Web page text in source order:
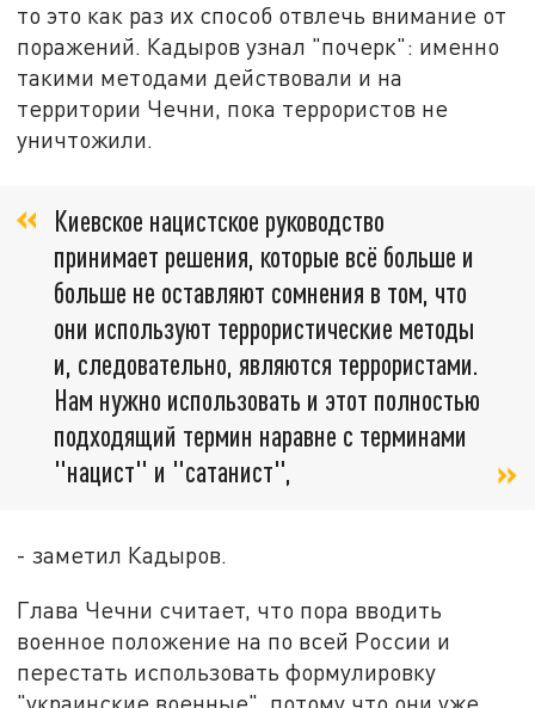
то это как раз их способ отвлечь внимание от
поражений. Кадыров узнал "почерк": именно
такими методами действовали и на
территории Чечни, пока террористов не
уничтожили.
Киевское нацистское руководство
принимает решения, которые всё больше и
больше не оставляют сомнения в том, что
они используют террористические методы
и, следовательно, являются террористами.
Нам нужно использовать и этот полностью
подходящий термин наравне с терминами
"нацист" и "сатанист",
- заметил Кадыров.
Глава Чечни считает, что пора вводить
военное положение на по всей России и
перестать использовать формулировку
"украинские военные", потому что они уже